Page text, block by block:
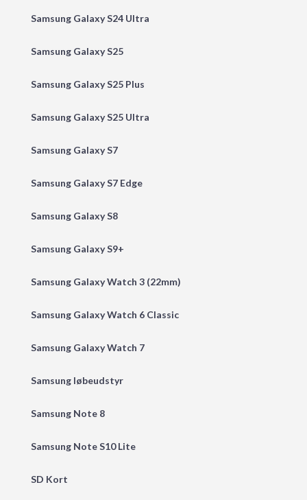
Samsung Galaxy S24 Ultra
Samsung Galaxy S25
Samsung Galaxy S25 Plus
Samsung Galaxy S25 Ultra
Samsung Galaxy S7
Samsung Galaxy S7 Edge
Samsung Galaxy S8
Samsung Galaxy S9+
Samsung Galaxy Watch 3 (22mm)
Samsung Galaxy Watch 6 Classic
Samsung Galaxy Watch 7
Samsung løbeudstyr
Samsung Note 8
Samsung Note S10 Lite
SD Kort